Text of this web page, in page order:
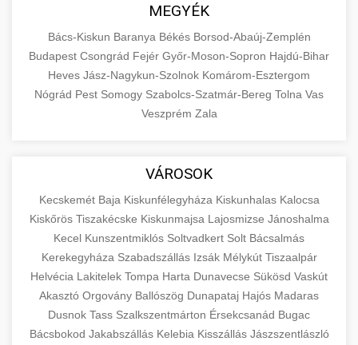
MEGYÉK
Bács-Kiskun Baranya Békés Borsod-Abaúj-Zemplén
Budapest Csongrád Fejér Győr-Moson-Sopron Hajdú-Bihar
Heves Jász-Nagykun-Szolnok Komárom-Esztergom
Nógrád Pest Somogy Szabolcs-Szatmár-Bereg Tolna Vas
Veszprém Zala
VÁROSOK
Kecskemét Baja Kiskunfélegyháza Kiskunhalas Kalocsa
Kiskőrös Tiszakécske Kiskunmajsa Lajosmizse Jánoshalma
Kecel Kunszentmiklós Soltvadkert Solt Bácsalmás
Kerekegyháza Szabadszállás Izsák Mélykút Tiszaalpár
Helvécia Lakitelek Tompa Harta Dunavecse Sükösd Vaskút
Akasztó Orgovány Ballószög Dunapataj Hajós Madaras
Dusnok Tass Szalkszentmárton Érsekcsanád Bugac
Bácsbokod Jakabszállás Kelebia Kisszállás Jászszentlászló